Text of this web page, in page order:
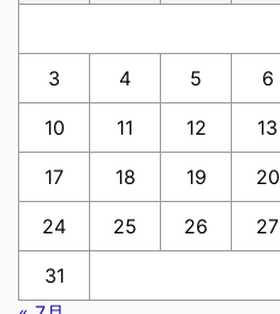
3 4 5 6
10 11 12 13
17 18 19 20
24 25 26 27
31